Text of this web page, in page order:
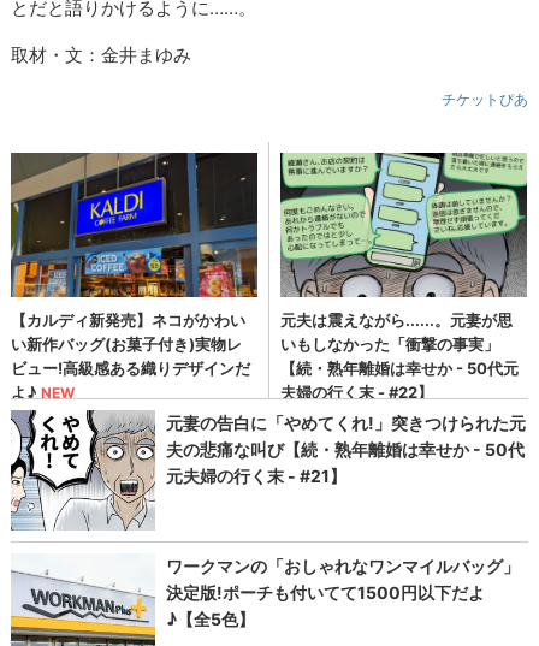
とだと語りかけるように……。
取材・文：金井まゆみ
チケットぴあ